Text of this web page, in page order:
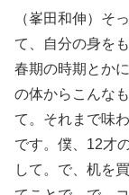
（峯田和伸）そ
て、自分の身を
春期の時期とか
の体からこんな
て。それまで味
です。僕、12才
して。で、机を